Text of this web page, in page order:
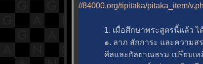
//84000.org/tipitaka/pitaka_item/
1. เมื่อศึกษาพระสูตรนี้แล้ว ได้
๑. ลาภ สักการะ และความสรร
ศีลและกัลยาณธรม เปรียบเหมื